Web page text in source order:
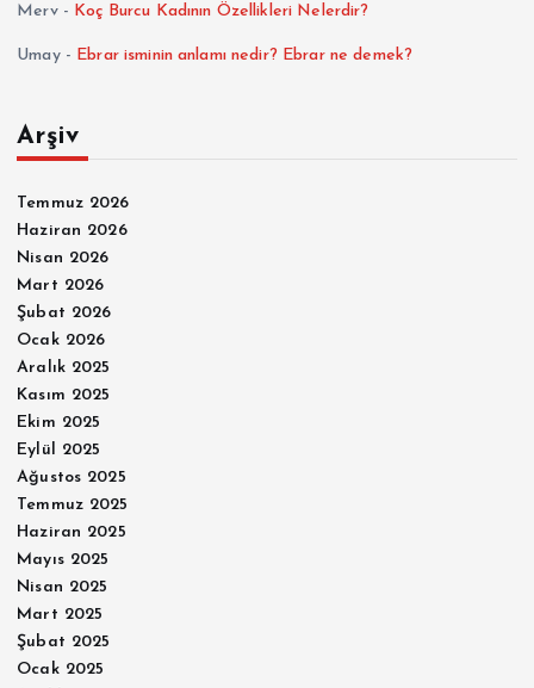
Merv- Koç Burcu Kadının Özellikleri Nelerdir?
Umay- Ebrar isminin anlamı nedir? Ebrar ne demek?
Arşiv
Temmuz 2026
Haziran 2026
Nisan 2026
Mart 2026
Şubat 2026
Ocak 2026
Aralık 2025
Kasım 2025
Ekim 2025
Eylül 2025
Ağustos 2025
Temmuz 2025
Haziran 2025
Mayıs 2025
Nisan 2025
Mart 2025
Şubat 2025
Ocak 2025